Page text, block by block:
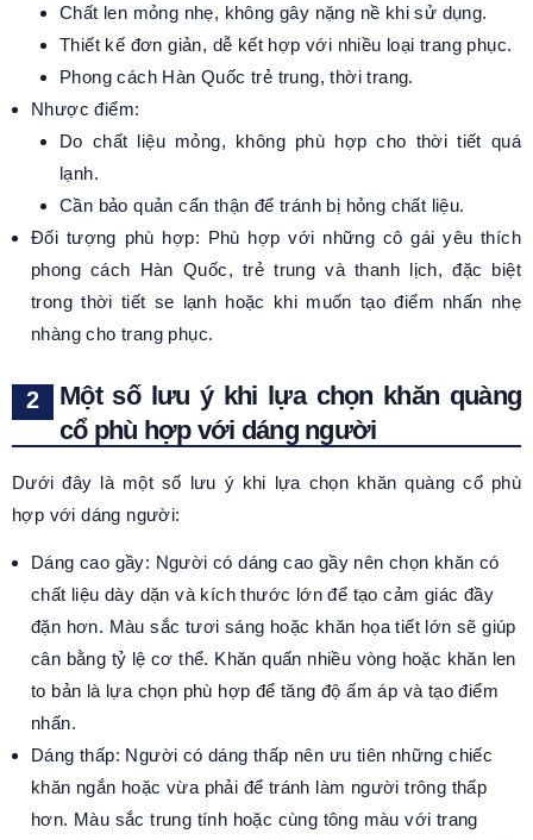
Chất len mỏng nhẹ, không gây nặng nề khi sử dụng.
Thiết kế đơn giản, dễ kết hợp với nhiều loại trang phục.
Phong cách Hàn Quốc trẻ trung, thời trang.
Nhược điểm:
Do chất liệu mỏng, không phù hợp cho thời tiết quá
lạnh.
Cần bảo quản cẩn thận để tránh bị hỏng chất liệu.
Đối tượng phù hợp: Phù hợp với những cô gái yêu thích
phong cách Hàn Quốc, trẻ trung và thanh lịch, đặc biệt
trong thời tiết se lạnh hoặc khi muốn tạo điểm nhấn nhẹ
nhàng cho trang phục.
Một số lưu ý khi lựa chọn khăn quàng
cổ phù hợp với dáng người
Dưới đây là một số lưu ý khi lựa chọn khăn quàng cổ phù
hợp với dáng người:
Dáng cao gầy: Người có dáng cao gầy nên chọn khăn có
chất liệu dày dặn và kích thước lớn để tạo cảm giác đầy
đặn hơn. Màu sắc tươi sáng hoặc khăn họa tiết lớn sẽ giúp
cân bằng tỷ lệ cơ thể. Khăn quấn nhiều vòng hoặc khăn len
to bản là lựa chọn phù hợp để tăng độ ấm áp và tạo điểm
nhấn.
Dáng thấp: Người có dáng thấp nên ưu tiên những chiếc
khăn ngắn hoặc vừa phải để tránh làm người trông thấp
hơn. Màu sắc trung tính hoặc cùng tông màu với trang